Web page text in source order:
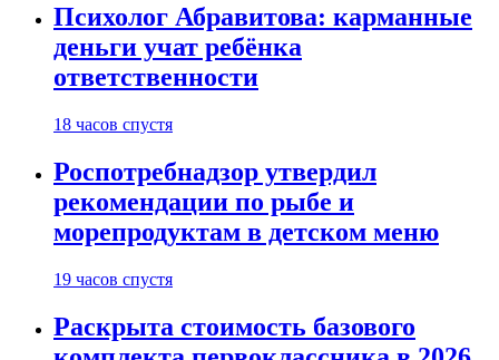
Психолог Абравитова: карманные
деньги учат ребёнка
ответственности
18 часов спустя
Роспотребнадзор утвердил
рекомендации по рыбе и
морепродуктам в детском меню
19 часов спустя
Раскрыта стоимость базового